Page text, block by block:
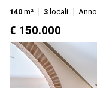
140 m² 3 locali Anno
€ 150.000